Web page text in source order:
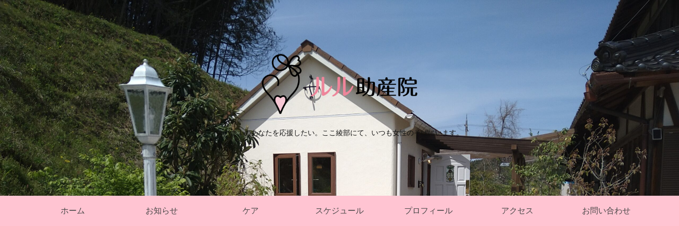
そのままのあなたを応援したい。ここ綾部にて、いつも女性のそばにいます。
ホーム お知らせ ケア スケジュール プロフィール アクセス お問い合わせ